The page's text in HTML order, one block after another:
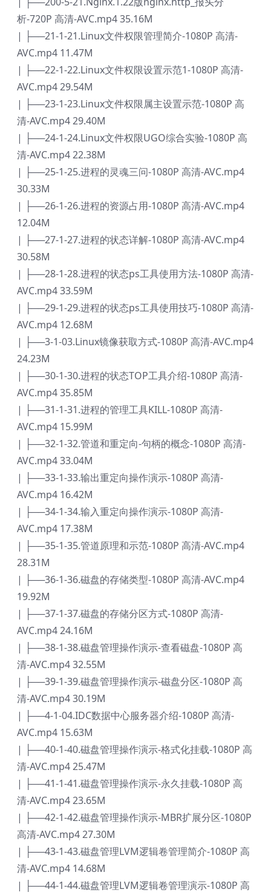
析-720P 高清-AVC.mp4 35.16M
| ├──21-1-21.Linux文件权限管理简介-1080P 高清-
AVC.mp4 11.47M
| ├──22-1-22.Linux文件权限设置示范1-1080P 高清-
AVC.mp4 29.54M
| ├──23-1-23.Linux文件权限属主设置示范-1080P 高
清-AVC.mp4 29.40M
| ├──24-1-24.Linux文件权限UGO综合实验-1080P 高
清-AVC.mp4 22.38M
| ├──25-1-25.进程的灵魂三问-1080P 高清-AVC.mp4
30.33M
| ├──26-1-26.进程的资源占用-1080P 高清-AVC.mp4
12.04M
| ├──27-1-27.进程的状态详解-1080P 高清-AVC.mp4
30.58M
| ├──28-1-28.进程的状态ps工具使用方法-1080P 高清-
AVC.mp4 33.59M
| ├──29-1-29.进程的状态ps工具使用技巧-1080P 高清-
AVC.mp4 12.68M
| ├──3-1-03.Linux镜像获取方式-1080P 高清-AVC.mp4
24.23M
| ├──30-1-30.进程的状态TOP工具介绍-1080P 高清-
AVC.mp4 35.85M
| ├──31-1-31.进程的管理工具KILL-1080P 高清-
AVC.mp4 15.99M
| ├──32-1-32.管道和重定向-句柄的概念-1080P 高清-
AVC.mp4 33.04M
| ├──33-1-33.输出重定向操作演示-1080P 高清-
AVC.mp4 16.42M
| ├──34-1-34.输入重定向操作演示-1080P 高清-
AVC.mp4 17.38M
| ├──35-1-35.管道原理和示范-1080P 高清-AVC.mp4
28.31M
| ├──36-1-36.磁盘的存储类型-1080P 高清-AVC.mp4
19.92M
| ├──37-1-37.磁盘的存储分区方式-1080P 高清-
AVC.mp4 24.16M
| ├──38-1-38.磁盘管理操作演示-查看磁盘-1080P 高
清-AVC.mp4 32.55M
| ├──39-1-39.磁盘管理操作演示-磁盘分区-1080P 高
清-AVC.mp4 30.19M
| ├──4-1-04.IDC数据中心服务器介绍-1080P 高清-
AVC.mp4 15.63M
| ├──40-1-40.磁盘管理操作演示-格式化挂载-1080P 高
清-AVC.mp4 25.47M
| ├──41-1-41.磁盘管理操作演示-永久挂载-1080P 高
清-AVC.mp4 23.65M
| ├──42-1-42.磁盘管理操作演示-MBR扩展分区-1080P
高清-AVC.mp4 27.30M
| ├──43-1-43.磁盘管理LVM逻辑卷管理简介-1080P 高
清-AVC.mp4 14.68M
| ├──44-1-44.磁盘管理LVM逻辑卷管理演示-1080P 高